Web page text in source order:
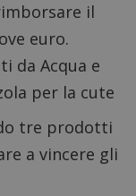
il
euro.
da Acqua e
per la cute
tre prodotti
a vincere gli